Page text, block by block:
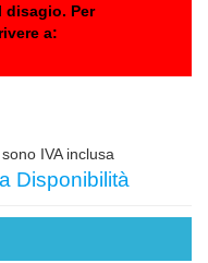
disagio. Per
a:
IVA inclusa
Disponibilità